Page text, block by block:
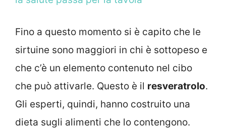
Fino a questo momento si è capito che le
sirtuine sono maggiori in chi è sottopeso e
che c’è un elemento contenuto nel cibo
che può attivarle. Questo è il resveratrolo.
Gli esperti, quindi, hanno costruito una
dieta sugli alimenti che lo contengono.